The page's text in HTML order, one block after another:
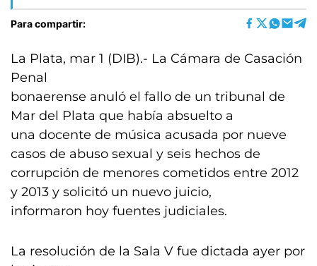
Para compartir:
La Plata, mar 1 (DIB).- La Cámara de Casación
Penal
bonaerense anuló el fallo de un tribunal de
Mar del Plata que había absuelto a
una docente de música acusada por nueve
casos de abuso sexual y seis hechos de
corrupción de menores cometidos entre 2012
y 2013 y solicitó un nuevo juicio,
informaron hoy fuentes judiciales.
La resolución de la Sala V fue dictada ayer por